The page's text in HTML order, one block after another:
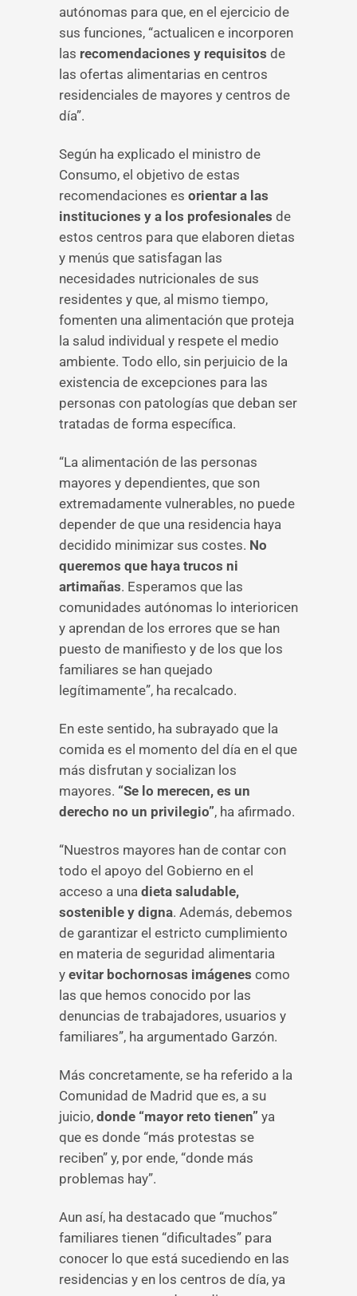
autónomas para que, en el ejercicio de
sus funciones, “actualicen e incorporen
las recomendaciones y requisitos de
las ofertas alimentarias en centros
residenciales de mayores y centros de
día”.
Según ha explicado el ministro de
Consumo, el objetivo de estas
recomendaciones es orientar a las
instituciones y a los profesionales de
estos centros para que elaboren dietas
y menús que satisfagan las
necesidades nutricionales de sus
residentes y que, al mismo tiempo,
fomenten una alimentación que proteja
la salud individual y respete el medio
ambiente. Todo ello, sin perjuicio de la
existencia de excepciones para las
personas con patologías que deban ser
tratadas de forma específica.
“La alimentación de las personas
mayores y dependientes, que son
extremadamente vulnerables, no puede
depender de que una residencia haya
decidido minimizar sus costes. No
queremos que haya trucos ni
artimañas. Esperamos que las
comunidades autónomas lo interioricen
y aprendan de los errores que se han
puesto de manifiesto y de los que los
familiares se han quejado
legítimamente”, ha recalcado.
En este sentido, ha subrayado que la
comida es el momento del día en el que
más disfrutan y socializan los
mayores. “Se lo merecen, es un
derecho no un privilegio”, ha afirmado.
“Nuestros mayores han de contar con
todo el apoyo del Gobierno en el
acceso a una dieta saludable,
sostenible y digna. Además, debemos
de garantizar el estricto cumplimiento
en materia de seguridad alimentaria
y evitar bochornosas imágenes como
las que hemos conocido por las
denuncias de trabajadores, usuarios y
familiares”, ha argumentado Garzón.
Más concretamente, se ha referido a la
Comunidad de Madrid que es, a su
juicio, donde “mayor reto tienen” ya
que es donde “más protestas se
reciben” y, por ende, “donde más
problemas hay”.
Aun así, ha destacado que “muchos”
familiares tienen “dificultades” para
conocer lo que está sucediendo en las
residencias y en los centros de día, ya